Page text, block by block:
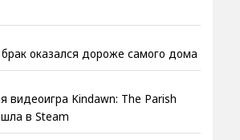
оказался дороже самого дома
видеоигра Kindawn: The Parish
в Steam